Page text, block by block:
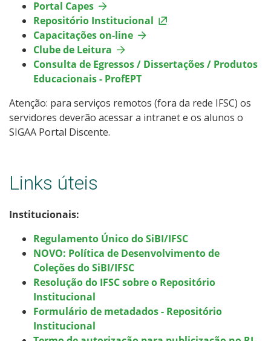
Portal Capes
Repositório Institucional
Capacitações on-line
Clube de Leitura
Consulta de Egressos / Dissertações / Produtos
Educacionais - ProfEPT
Atenção: para serviços remotos (fora da rede IFSC) os
servidores deverão acessar a intranet e os alunos o
SIGAA Portal Discente.
Links úteis
Institucionais:
Regulamento Único do SiBI/IFSC
NOVO: Política de Desenvolvimento de
Coleções do SiBI/IFSC
Resolução do IFSC sobre o Repositório
Institucional
Formulário de metadados - Repositório
Institucional